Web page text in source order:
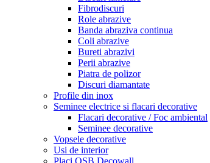
Fibrodiscuri
Role abrazive
Banda abraziva continua
Coli abrazive
Bureti abrazivi
Perii abrazive
Piatra de polizor
Discuri diamantate
Profile din inox
Seminee electrice si flacari decorative
Flacari decorative / Foc ambiental
Seminee decorative
Vopsele decorative
Usi de interior
Placi OSB Decowall